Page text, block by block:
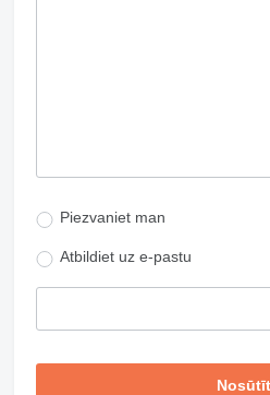
Piezvaniet man
Atbildiet uz e-pastu